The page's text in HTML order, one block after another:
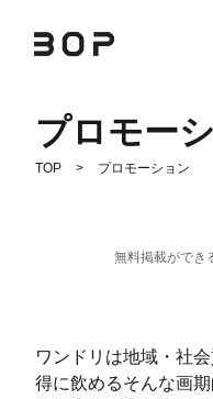
content
プロモー
TOP プロモーション
無料掲載ができ
ワンドリは地域・社
得に飲めるそんな画期